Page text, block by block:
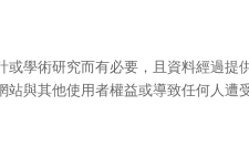
學術研究而有必要，且資料經過提
與其他使用者權益或導致任何人